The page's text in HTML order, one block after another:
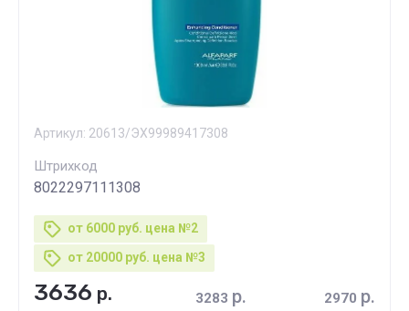
Артикул: 20613/ЭХ99989417308
Штрихкод
8022297111308
от 6000 руб. цена №2
от 20000 руб. цена №3
3636 р. 3283 р. 2970 р.